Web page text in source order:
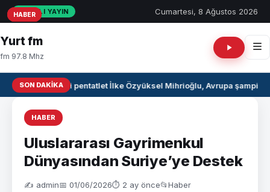
CANLI YAYIN Cumartesi, 8 Ağustos 2026
Yurt fm
fm 97.8 Mhz
SON DAKIKAMilli pentatlet İlke Özyüksel Mihrioğlu, Avrupa
HABER
Uluslararası Gayrimenkul
Dünyasından Suriye’ye Destek
✍️ admin📅 01/06/2026⏱ 2 ay önce📂Haber
HABER
HABER
HABER